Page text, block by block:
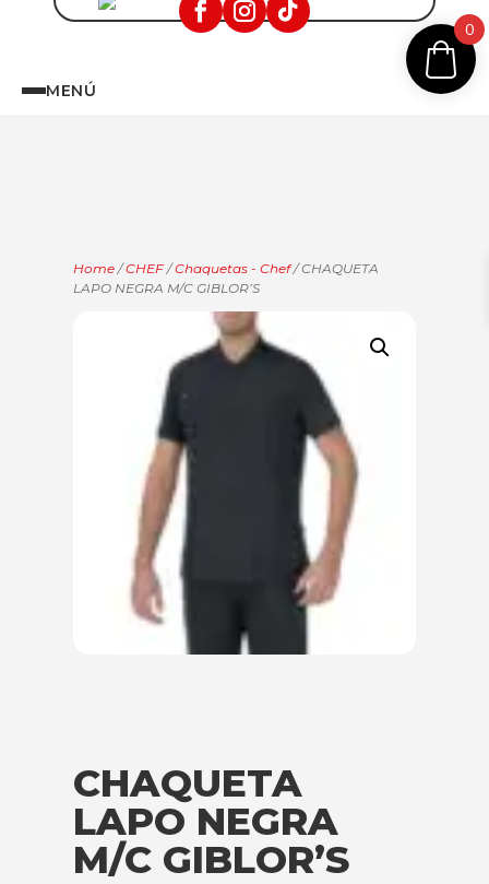
MENÚ
Home/CHEF/Chaquetas - Chef/ CHAQUETA
LAPO NEGRA M/C GIBLOR’S
CHAQUETA
LAPO NEGRA
M/C GIBLOR’S
0